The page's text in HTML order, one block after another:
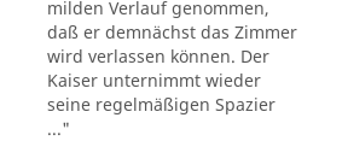
milden Verlauf genommen,
daß er demnächst das Zimmer
wird verlassen können. Der
Kaiser unternimmt wieder
seine regelmäßigen Spazier
..."